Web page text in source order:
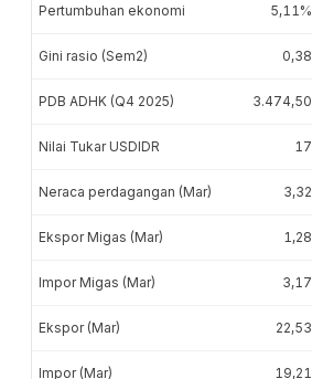
Pertumbuhan ekonomi 5,11%
Gini rasio (Sem2) 0,38
PDB ADHK (Q4 2025) 3.474,50
Nilai Tukar USDIDR 17
Neraca perdagangan (Mar) 3,32
Ekspor Migas (Mar) 1,28
Impor Migas (Mar) 3,17
Ekspor (Mar) 22,53
Impor (Mar) 19,21